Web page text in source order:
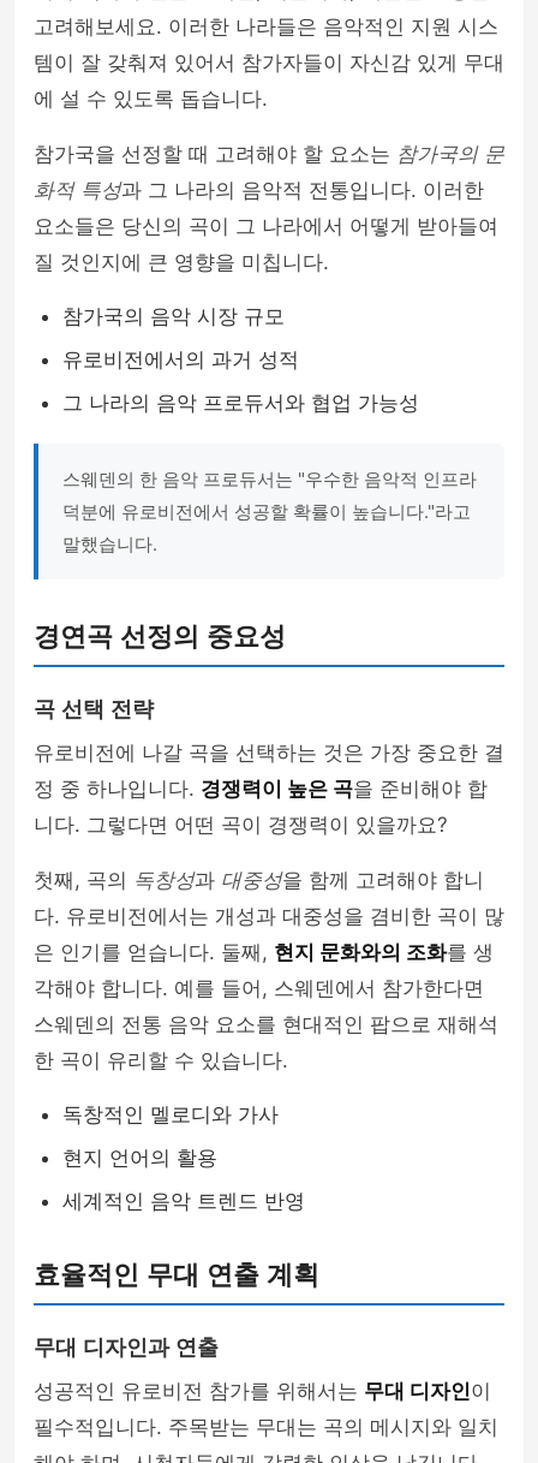
고려해보세요. 이러한 나라들은 음악적인 지원 시스
템이 잘 갖춰져 있어서 참가자들이 자신감 있게 무대
에 설 수 있도록 돕습니다.
참가국을 선정할 때 고려해야 할 요소는 참가국의 문
화적 특성과 그 나라의 음악적 전통입니다. 이러한
요소들은 당신의 곡이 그 나라에서 어떻게 받아들여
질 것인지에 큰 영향을 미칩니다.
참가국의 음악 시장 규모
유로비전에서의 과거 성적
그 나라의 음악 프로듀서와 협업 가능성
스웨덴의 한 음악 프로듀서는 "우수한 음악적 인프라
덕분에 유로비전에서 성공할 확률이 높습니다."라고
말했습니다.
경연곡 선정의 중요성
곡 선택 전략
유로비전에 나갈 곡을 선택하는 것은 가장 중요한 결
정 중 하나입니다. 경쟁력이 높은 곡을 준비해야 합
니다. 그렇다면 어떤 곡이 경쟁력이 있을까요?
첫째, 곡의 독창성과 대중성을 함께 고려해야 합니
다. 유로비전에서는 개성과 대중성을 겸비한 곡이 많
은 인기를 얻습니다. 둘째, 현지 문화와의 조화를 생
각해야 합니다. 예를 들어, 스웨덴에서 참가한다면
스웨덴의 전통 음악 요소를 현대적인 팝으로 재해석
한 곡이 유리할 수 있습니다.
독창적인 멜로디와 가사
현지 언어의 활용
세계적인 음악 트렌드 반영
효율적인 무대 연출 계획
무대 디자인과 연출
성공적인 유로비전 참가를 위해서는 무대 디자인이
필수적입니다. 주목받는 무대는 곡의 메시지와 일치